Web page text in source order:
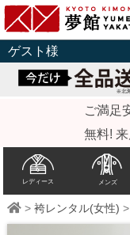
ゲスト 様
ご満足
無料!
レディース メンズ
> 袴レンタル(女性) >